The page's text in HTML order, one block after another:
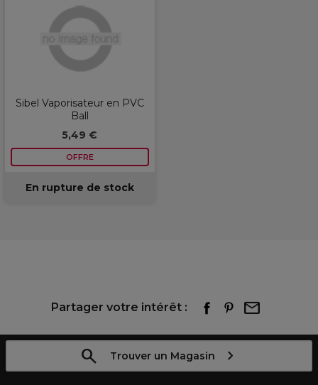
Sibel Vaporisateur en PVC
Ball
5,49 €
OFFRE
En rupture de stock
Partager votre intérêt :
Trouver un Magasin